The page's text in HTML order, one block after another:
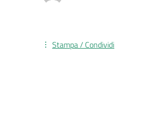
Stampa / Condividi